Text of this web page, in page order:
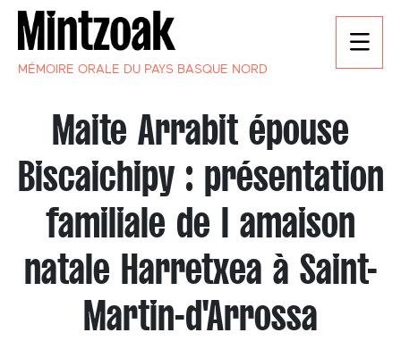
MÉMOIRE ORALE DU PAYS BASQUE NORD
Maite Arrabit épouse
Biscaichipy : présentation
familiale de l amaison
natale Harretxea à Saint-
Martin-d'Arrossa